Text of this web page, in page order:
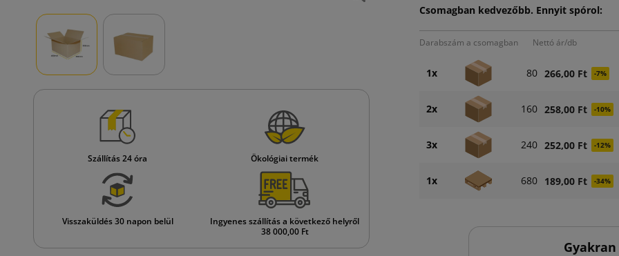
Szállítás 24 óra Ökológiai termék
Visszaküldés 30 napon belül
Ingyenes szállítás a következő helyről
38 000,00 Ft
Csomagban kedvezőbb. Ennyit spórol:
Darabszám a csomagban Nettó ár/db
1x 80 266,00 Ft -7%
2x 160 258,00 Ft -10%
3x 240 252,00 Ft -12%
1x 680 189,00 Ft -34%